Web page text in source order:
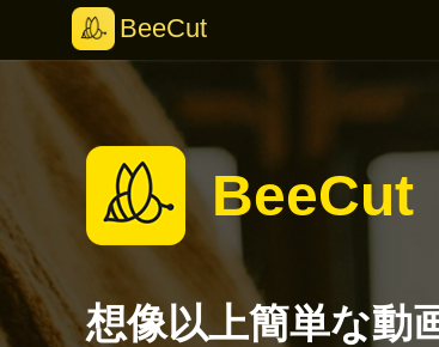
BeeCut
BeeCut
想像以上簡単な動